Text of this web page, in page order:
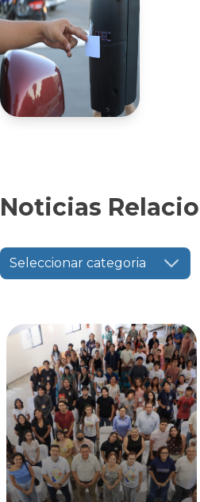
Noticias
Seleccionar categoria